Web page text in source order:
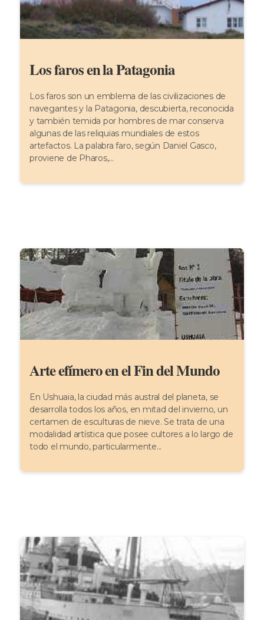
Los faros en la Patagonia
Los faros son un emblema de las civilizaciones de
navegantes y la Patagonia, descubierta, reconocida
y también temida por hombres de mar conserva
algunas de las reliquias mundiales de estos
artefactos. La palabra faro, según Daniel Gasco,
proviene de Pharos,...
Arte efímero en el Fin del Mundo
En Ushuaia, la ciudad más austral del planeta, se
desarrolla todos los años, en mitad del invierno, un
certamen de esculturas de nieve. Se trata de una
modalidad artística que posee cultores a lo largo de
todo el mundo, particularmente...